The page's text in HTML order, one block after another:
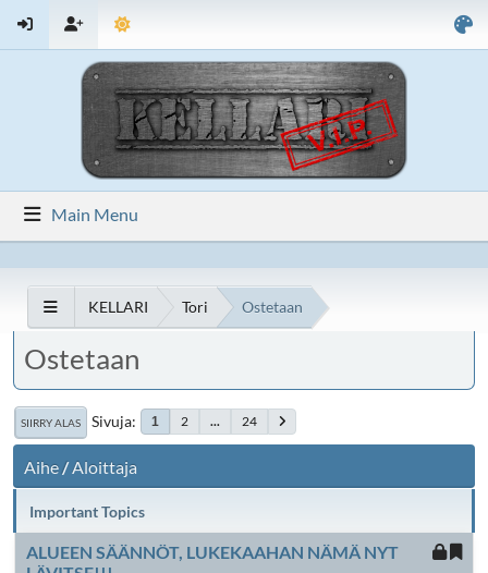
Main Menu
KELLARI Tori Ostetaan
Ostetaan
SIIRRY ALAS Sivuja 1 2 ... 24
Aihe/Aloittaja
Important Topics
ALUEEN SÄÄNNÖT, LUKEKAAHAN NÄMÄ NYT